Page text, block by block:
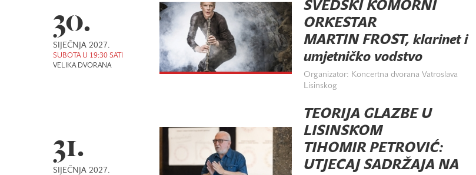
30.
SIJEČNJA 2027.
SUBOTA U 19:30 SATI
VELIKA DVORANA
ŠVEDSKI KOMORNI
ORKESTAR
MARTIN FROST, klarinet i
umjetničko vodstvo
Organizator: Koncertna dvorana Vatroslava
Lisinskog
31.
SIJEČNJA 2027.
TEORIJA GLAZBE U
LISINSKOM
TIHOMIR PETROVIĆ:
UTJECAJ SADRŽAJA NA